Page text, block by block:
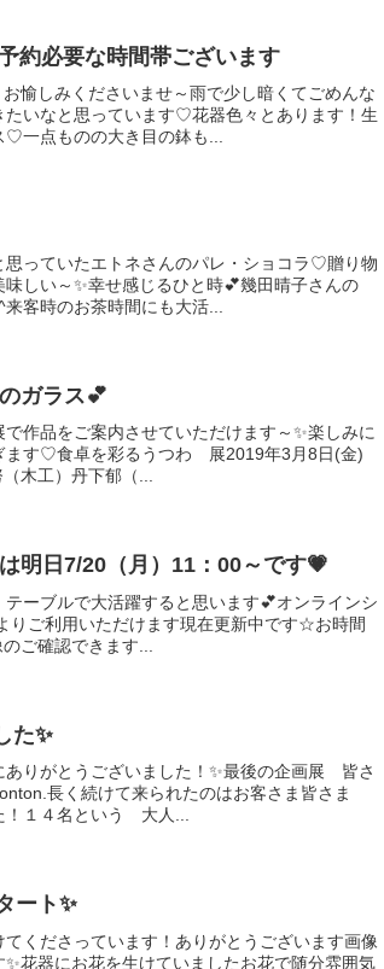
必要な時間帯ございます
しみくださいませ～雨で少し暗くてごめんな
いなと思っています♡花器色々とあります！生
点ものの大き目の鉢も...
っていたエトネさんのパレ・ショコラ♡贈り物
しい～✨幸せ感じるひと時💕幾田晴子さんの
客時のお茶時間にも大活...
ガラス💕
作品をご案内させていただけます～✨楽しみに
ます♡食卓を彩るうつわ 展2019年3月8日(金)
木工）丹下郁（...
明日7/20（月）11：00～です💗
ーブルで大活躍すると思います💕オンラインシ
りご利用いただけます現在更新中です☆お時間
ご確認できます...
た✨
りがとうございました！✨最後の企画展 皆さ
長く続けて来られたのはお客さま皆さま
！１４名という 大人...
ート✨
ださっています！ありがとうございます画像
花器にお花を生けていましたお花で随分雰囲気